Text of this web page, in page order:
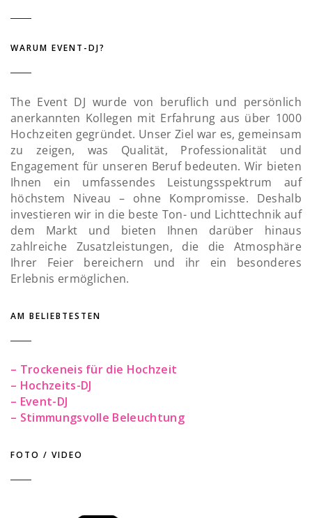
WARUM EVENT-DJ?
The Event DJ wurde von beruflich und persönlich
anerkannten Kollegen mit Erfahrung aus über 1000
Hochzeiten gegründet. Unser Ziel war es, gemeinsam
zu zeigen, was Qualität, Professionalität und
Engagement für unseren Beruf bedeuten. Wir bieten
Ihnen ein umfassendes Leistungsspektrum auf
höchstem Niveau – ohne Kompromisse. Deshalb
investieren wir in die beste Ton- und Lichttechnik auf
dem Markt und bieten Ihnen darüber hinaus
zahlreiche Zusatzleistungen, die die Atmosphäre
Ihrer Feier bereichern und ihr ein besonderes
Erlebnis ermöglichen.
AM BELIEBTESTEN
– Trockeneis für die Hochzeit
– Hochzeits-DJ
– Event-DJ
– Stimmungsvolle Beleuchtung
FOTO / VIDEO